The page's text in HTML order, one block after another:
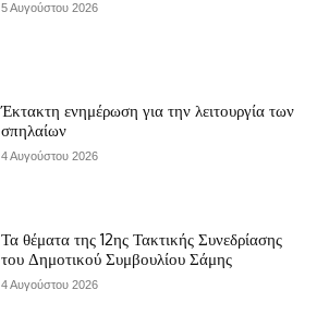
5 Αυγούστου 2026
Έκτακτη ενημέρωση για την λειτουργία των
σπηλαίων
4 Αυγούστου 2026
Τα θέματα της 12ης Τακτικής Συνεδρίασης
του Δημοτικού Συμβουλίου Σάμης
4 Αυγούστου 2026